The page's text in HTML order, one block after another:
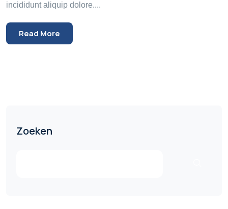
incididunt aliquip dolore....
Read More
Zoeken